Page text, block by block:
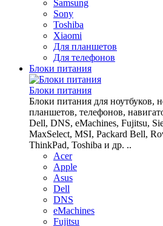
Samsung
Sony
Toshiba
Xiaomi
Для планшетов
Для телефонов
Блоки питания
Блоки питания
Блоки питания для ноутбуков,
планшетов, телефонов,
Dell, DNS, eMachines, Fujitsu,
MaxSelect, MSI, Packard Bell,
ThinkPad, Toshiba и др. ..
Acer
Apple
Asus
Dell
DNS
eMachines
Fujitsu